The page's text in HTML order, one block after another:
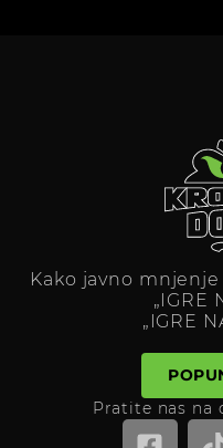
Kako javno
„IGRE
„IGRE
Pratite nas na